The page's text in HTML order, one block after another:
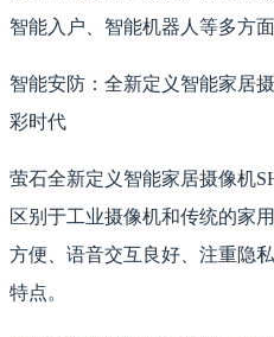
智能入户、智能机器人等多方面
智能安防：全新定义智能家居
彩时代
萤石全新定义智能家居摄像机
区别于工业摄像机和传统的家
方便、语音交互良好、注重隐
特点。